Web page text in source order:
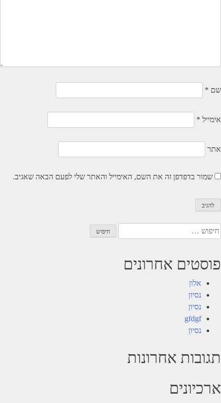
שם *
אימייל *
אתר
שמור בדפדפן זה את השם, האימייל והאתר שלי לפעם הבאה שאגיב.
חיפוש:
פוסטים אחרונים
אלון
נסיון
נסיון
gfdgf
נסיון
תגובות אחרונות
ארכיונים